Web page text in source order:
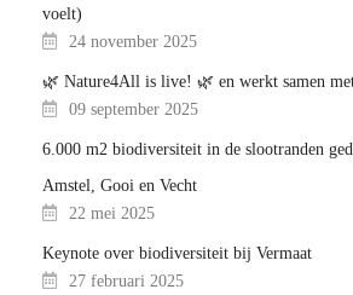
voelt)
24 november 2025
🌿 Nature4All is live! 🌿 en werkt samen
09 september 2025
6.000 m2 biodiversiteit in de slootranden
Amstel, Gooi en Vecht
22 mei 2025
Keynote over biodiversiteit bij Vermaat
27 februari 2025